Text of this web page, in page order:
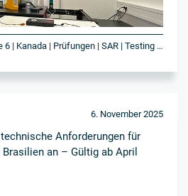
ISED | ISED RSS-102 Issue 6 | Kanada | Prüfungen | SAR | Testing | Zulassung Kanada
6. November 2025
Anforderungen für
an – Gültig ab April